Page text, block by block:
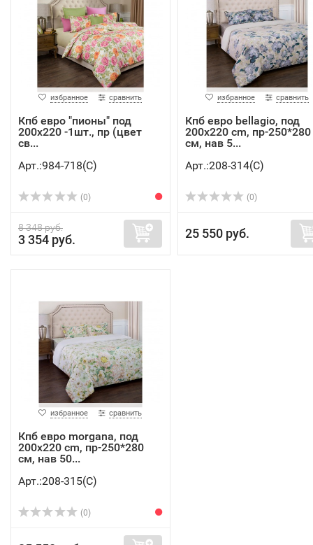
избранное сравнить
Кпб евро "пионы" под
200х220 -1шт., пр (цвет
св...
Арт.:984-718(C)
(0)
8 348 руб.
3 354 руб.
избранное сравнить
Кпб евро bellagio, под
200x220 cm, пр-250*280
см, нав 5...
Арт.:208-314(C)
(0)
25 550 руб.
избранное сравнить
Кпб евро morgana, под
200x220 cm, пр-250*280
см, нав 50...
Арт.:208-315(C)
(0)